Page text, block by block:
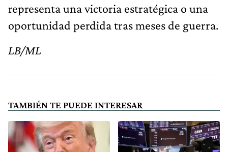
representa una victoria estratégica o una
oportunidad perdida tras meses de guerra.
LB/ML
TAMBIÉN TE PUEDE INTERESAR